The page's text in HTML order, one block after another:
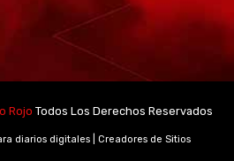
Rojo Todos Los Derechos Reservados
diarios digitales | Creadores de Sitios